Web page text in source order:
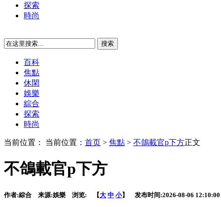
探索
時尚
百科
焦點
休閑
娛樂
綜合
探索
時尚
当前位置： 当前位置： 首页 > 焦點 > 不鴿載官p下方正文
不鴿載官p下方
作者:綜合 来源:娛樂 浏览: 【大 中 小】 发布时间:2026-08-06 12:10:00